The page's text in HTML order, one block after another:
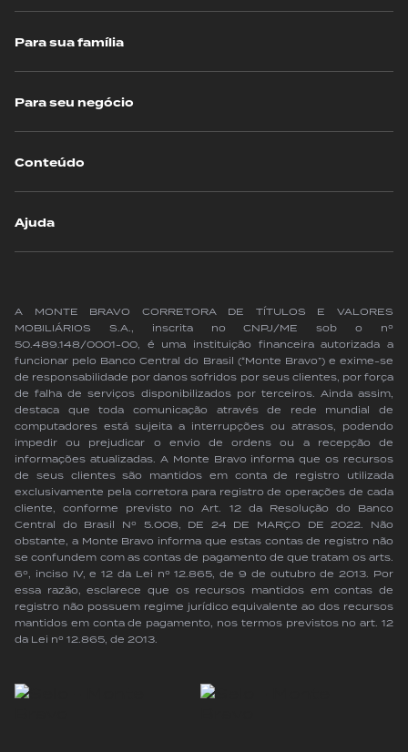
Para sua família
Para seu negócio
Conteúdo
Ajuda
A MONTE BRAVO CORRETORA DE TÍTULOS E VALORES
MOBILIÁRIOS S.A., inscrita no CNPJ/ME sob o nº
50.489.148/0001-00, é uma instituição financeira autorizada a
funcionar pelo Banco Central do Brasil (“Monte Bravo”) e exime-se
de responsabilidade por danos sofridos por seus clientes, por força
de falha de serviços disponibilizados por terceiros. Ainda assim,
destaca que toda comunicação através de rede mundial de
computadores está sujeita a interrupções ou atrasos, podendo
impedir ou prejudicar o envio de ordens ou a recepção de
informações atualizadas. A Monte Bravo informa que os recursos
de seus clientes são mantidos em conta de registro utilizada
exclusivamente pela corretora para registro de operações de cada
cliente, conforme previsto no Art. 12 da Resolução do Banco
Central do Brasil Nº 5.008, DE 24 DE MARÇO DE 2022. Não
obstante, a Monte Bravo informa que estas contas de registro não
se confundem com as contas de pagamento de que tratam os arts.
6º, inciso IV, e 12 da Lei nº 12.865, de 9 de outubro de 2013. Por
essa razão, esclarece que os recursos mantidos em contas de
registro não possuem regime jurídico equivalente ao dos recursos
mantidos em conta de pagamento, nos termos previstos no art. 12
da Lei nº 12.865, de 2013.